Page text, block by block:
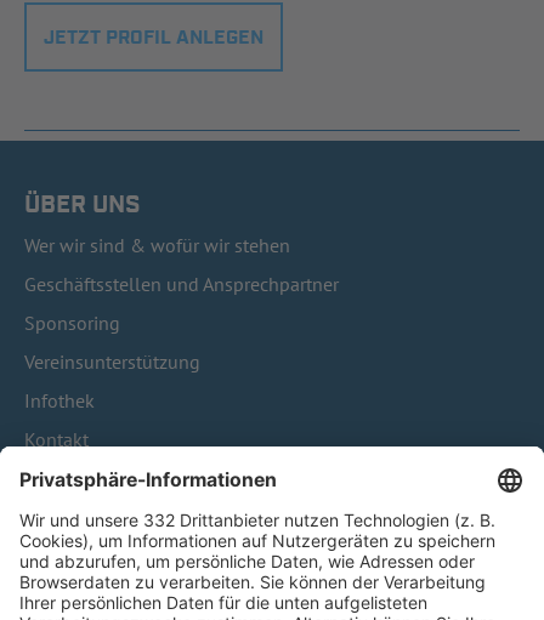
JETZT PROFIL ANLEGEN
ÜBER UNS
Wer wir sind & wofür wir stehen
Geschäftsstellen und Ansprechpartner
Sponsoring
Vereinsunterstützung
Infothek
Kontakt
HÄUFIG BESUCHTE SEITEN
Pässe und Vereinswechsel
Trainerausbildung